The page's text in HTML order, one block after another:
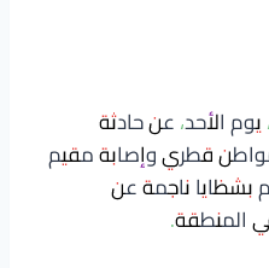
يوم الأحد، عن حادثة
قطري وإصابة مقيم
بشظايا ناجمة عن
المنطقة.